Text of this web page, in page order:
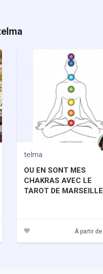
telma
OU EN SONT MES
CHAKRAS AVEC LE
TAROT DE MARSEILLE
À partir de